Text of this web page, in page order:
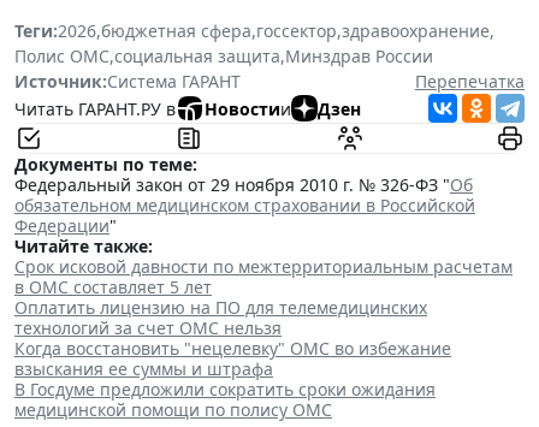
Теги:2026,бюджетная сфера,госсектор,здравоохранение,
Полис ОМС,социальная защита,Минздрав России
Источник:Система ГАРАНТ
Перепечатка
Читать ГАРАНТ.РУ в
Новостии Дзен
Документы по теме:
Федеральный закон от 29 ноября 2010 г. № 326-ФЗ "Об
обязательном медицинском страховании в Российской
Федерации"
Читайте также:
Срок исковой давности по межтерриториальным расчетам
в ОМС составляет 5 лет
Оплатить лицензию на ПО для телемедицинских
технологий за счет ОМС нельзя
Когда восстановить "нецелевку" ОМС во избежание
взыскания ее суммы и штрафа
В Госдуме предложили сократить сроки ожидания
медицинской помощи по полису ОМС